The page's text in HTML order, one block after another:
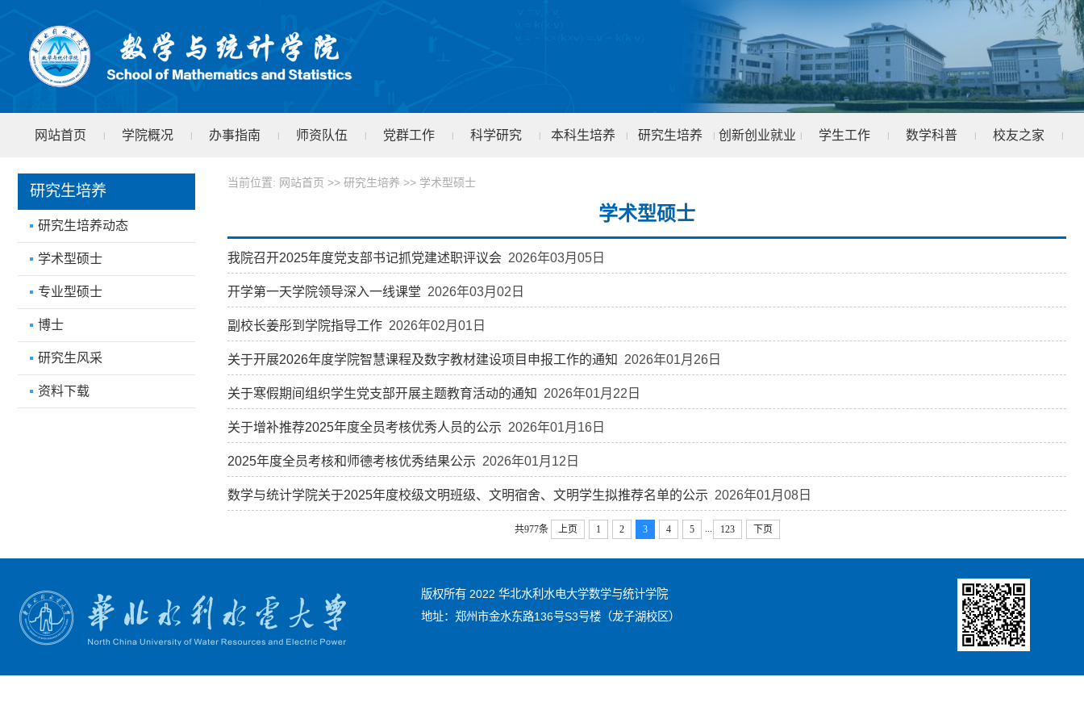
网站首页 | 学院概况 | 办事指南 | 师资队伍 | 党群工作 | 科学研究 | 本科生培养 | 研究生培养 | 创新创业就业 | 学生工作 | 数学科普 | 校友之家 |
学院文件
研究生培养
研究生培养动态
学术型硕士
专业型硕士
博士
研究生风采
资料下载
当前位置: 网站首页 >> 研究生培养 >> 学术型硕士
学术型硕士
我院召开2025年度党支部书记抓党建述职评议会 2026年03月05日
开学第一天学院领导深入一线课堂 2026年03月02日
副校长姜彤到学院指导工作 2026年02月01日
关于开展2026年度学院智慧课程及数字教材建设项目申报工作的通知 2026年01月26日
关于寒假期间组织学生党支部开展主题教育活动的通知 2026年01月22日
关于增补推荐2025年度全员考核优秀人员的公示 2026年01月16日
2025年度全员考核和师德考核优秀结果公示 2026年01月12日
数学与统计学院关于2025年度校级文明班级、文明宿舍、文明学生拟推荐名单的公示 2026年01月08日
共977条 上页 1 2 3 4 5 ... 123 下页
版权所有 2022 华北水利水电大学数学与统计学院
地址：郑州市金水东路136号S3号楼 （龙子湖校区）